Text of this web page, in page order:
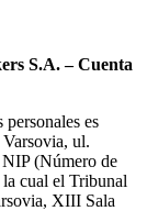
S.A. – Cuenta
personales es
ul.
(Número de
cual el Tribunal
XIII Sala